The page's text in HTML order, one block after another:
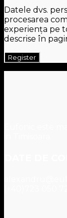
Datele dvs.
procesarea
experiența pe
descrise în
Register